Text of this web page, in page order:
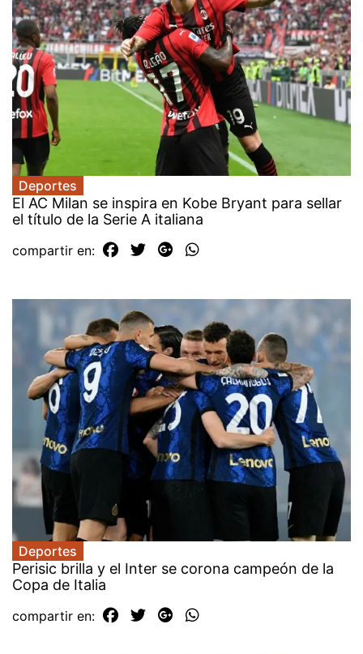
Deportes
El AC Milan se inspira en Kobe Bryant para sellar
el título de la Serie A italiana
compartir en:
Deportes
Perisic brilla y el Inter se corona campeón de la
Copa de Italia
compartir en: